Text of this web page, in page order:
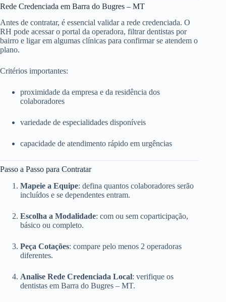
Rede Credenciada em Barra do Bugres – MT
Antes de contratar, é essencial validar a rede credenciada. O
RH pode acessar o portal da operadora, filtrar dentistas por
bairro e ligar em algumas clínicas para confirmar se atendem o
plano.
Critérios importantes:
proximidade da empresa e da residência dos
colaboradores
variedade de especialidades disponíveis
capacidade de atendimento rápido em urgências
Passo a Passo para Contratar
Mapeie a Equipe: defina quantos colaboradores serão
incluídos e se dependentes entram.
Escolha a Modalidade: com ou sem coparticipação,
básico ou completo.
Peça Cotações: compare pelo menos 2 operadoras
diferentes.
Analise Rede Credenciada Local: verifique os
dentistas em Barra do Bugres – MT.